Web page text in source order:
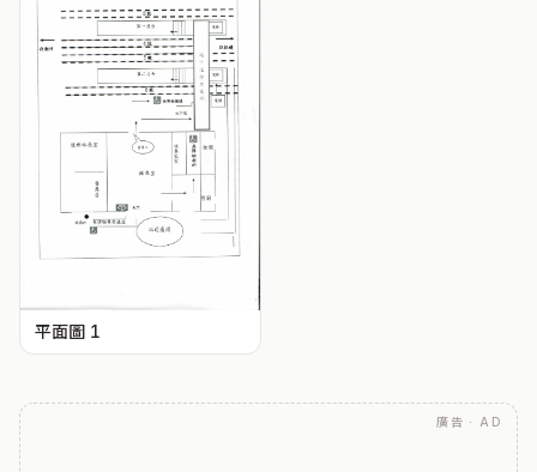
平面圖 1
廣告 · AD